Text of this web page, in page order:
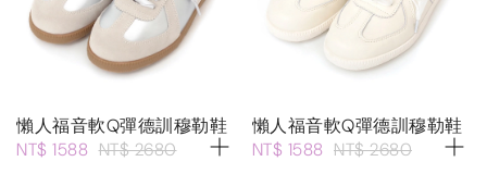
懶人福音軟Q彈德訓穆勒鞋
NT$ 1588 NT$ 2680
懶人福音軟Q彈德訓穆勒鞋
NT$ 1588 NT$ 2680